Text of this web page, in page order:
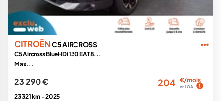
CITROËNC5 AIRCROSS
C5 Aircross BlueHDi 130 EAT8...
Max...
23 290 € 204 €/mois
en LOA
23 321 km -2025